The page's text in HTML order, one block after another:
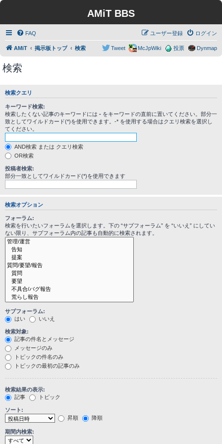
AMiT BBS
FAQ ログイン
ユーザー登録
AMiT 掲示板トップ 検索 Dynmap
投票
McJpWiki
Tweet
検索
検索クエリ
キーワード検索:
検索したくない記事のキーワードには - をキーワードの直前に置いてください。部分一
致としてワイルドカード(*)を使用できます。-* を使用する場合はクエリ検索を選択し
てください。
AND検索 または クエリ検索
OR検索
投稿者検索:
部分一致としてワイルドカード(*)を使用できます
検索オプション
フォーラム:
検索を行いたいフォーラムを選択します。下の “サブフォーラム” を “いいえ” にしてい
ない限り、サブフォーラム内の記事も自動的に検索されます。
サブフォーラム:
はい
いいえ
検索対象:
記事の件名とメッセージ
メッセージのみ
トピックの件名のみ
トピックの最初の記事のみ
検索結果の表示:
記事
トピック
ソート:
昇順
降順
期間内検索: